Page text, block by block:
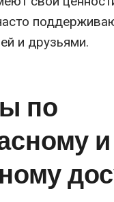
и друзьями.
по
и